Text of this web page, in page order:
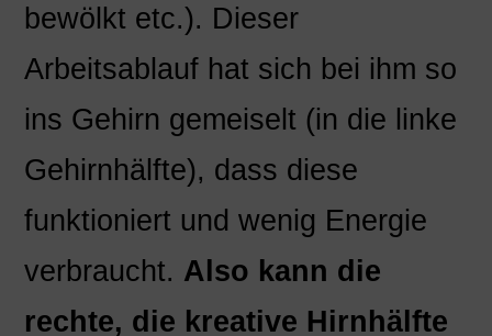
bewölkt etc.). Dieser
Arbeitsablauf hat sich bei ihm so
ins Gehirn gemeiselt (in die linke
Gehirnhälfte), dass diese
funktioniert und wenig Energie
verbraucht. Also kann die
rechte, die kreative Hirnhälfte